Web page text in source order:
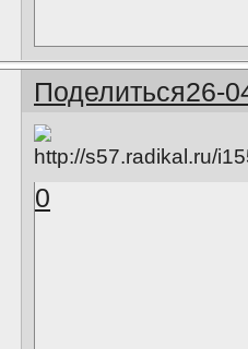
Поделиться26-
0